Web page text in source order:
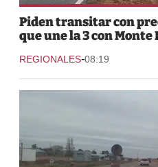
Piden transitar con
que une la 3 con Monte
REGIONALES-08:19